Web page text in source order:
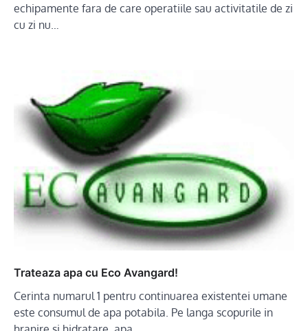
echipamente fara de care operatiile sau activitatile de zi
cu zi nu…
Trateaza apa cu Eco Avangard!
Cerinta numarul 1 pentru continuarea existentei umane
este consumul de apa potabila. Pe langa scopurile in